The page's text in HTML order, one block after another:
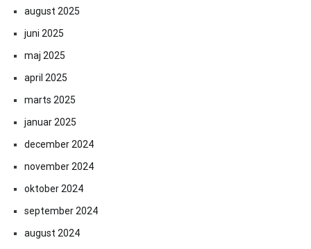
august 2025
juni 2025
maj 2025
april 2025
marts 2025
januar 2025
december 2024
november 2024
oktober 2024
september 2024
august 2024